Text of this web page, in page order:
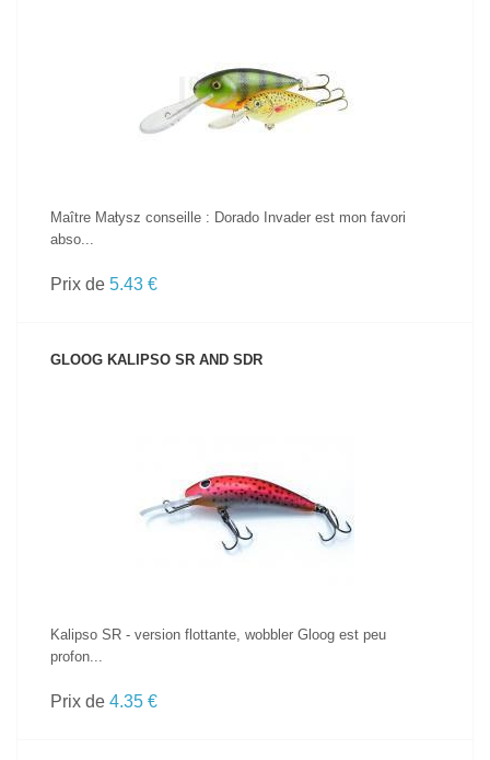
Maître Małysz conseille : Dorado Invader est mon favori
abso...
Prix de 5.43 €
GLOOG KALIPSO SR AND SDR
VOIR LE PRODUIT
Kalipso SR - version flottante, wobbler Gloog est peu
profon...
Prix de 4.35 €